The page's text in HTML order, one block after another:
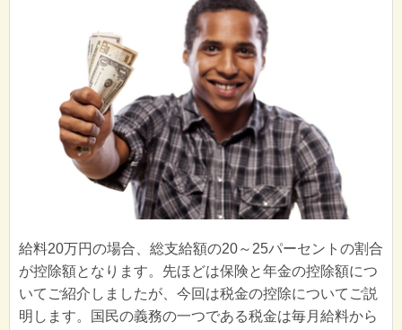
給料20万円の場合、総支給額の20～25パーセントの割合
が控除額となります。先ほどは保険と年金の控除額につ
いてご紹介しましたが、今回は税金の控除についてご説
明します。国民の義務の一つである税金は毎月給料から